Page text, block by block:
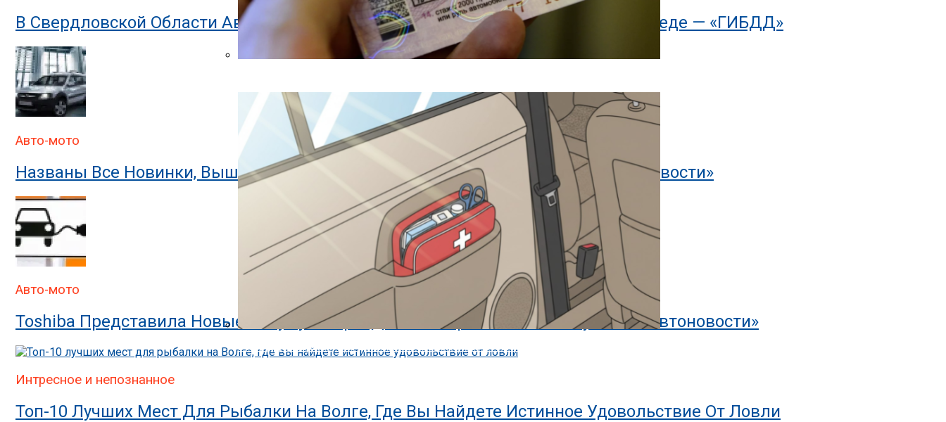
В ГИБДД Раскрыли, Что Должно Быть В Аптечке Автомобилиста — «ГИБДД»
В Свердловской Области Автомобилист Сбил 11-Летнего Мальчика На Велосипеде — «ГИБДД»
Авто-мото
Названы Все Новинки, Вышедшие На Российский Авторынок В Июне — «Автоновости»
Авто-мото
Toshiba Представила Новые Аккумуляторы Для Электрических Автобусов — «Автоновости»
Интресное и непознанное
Топ-10 Лучших Мест Для Рыбалки На Волге, Где Вы Найдете Истинное Удовольствие От Ловли